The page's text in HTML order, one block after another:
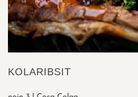
KOLARIBSIT